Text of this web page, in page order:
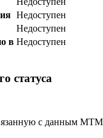
Недоступен
Недоступен
в Недоступен
статуса
с данным